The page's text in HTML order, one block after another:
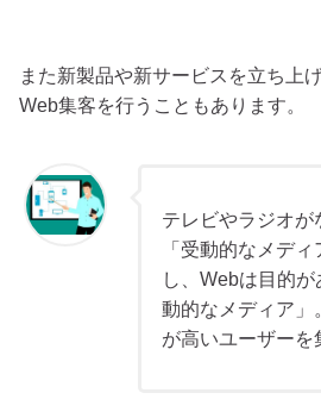
また新製品や新サービスを立ち上
Web集客を行うこともあります。
テレビやラジオが
「受動的なメデ
し、Webは目的
動的なメディア」
が高いユーザーを